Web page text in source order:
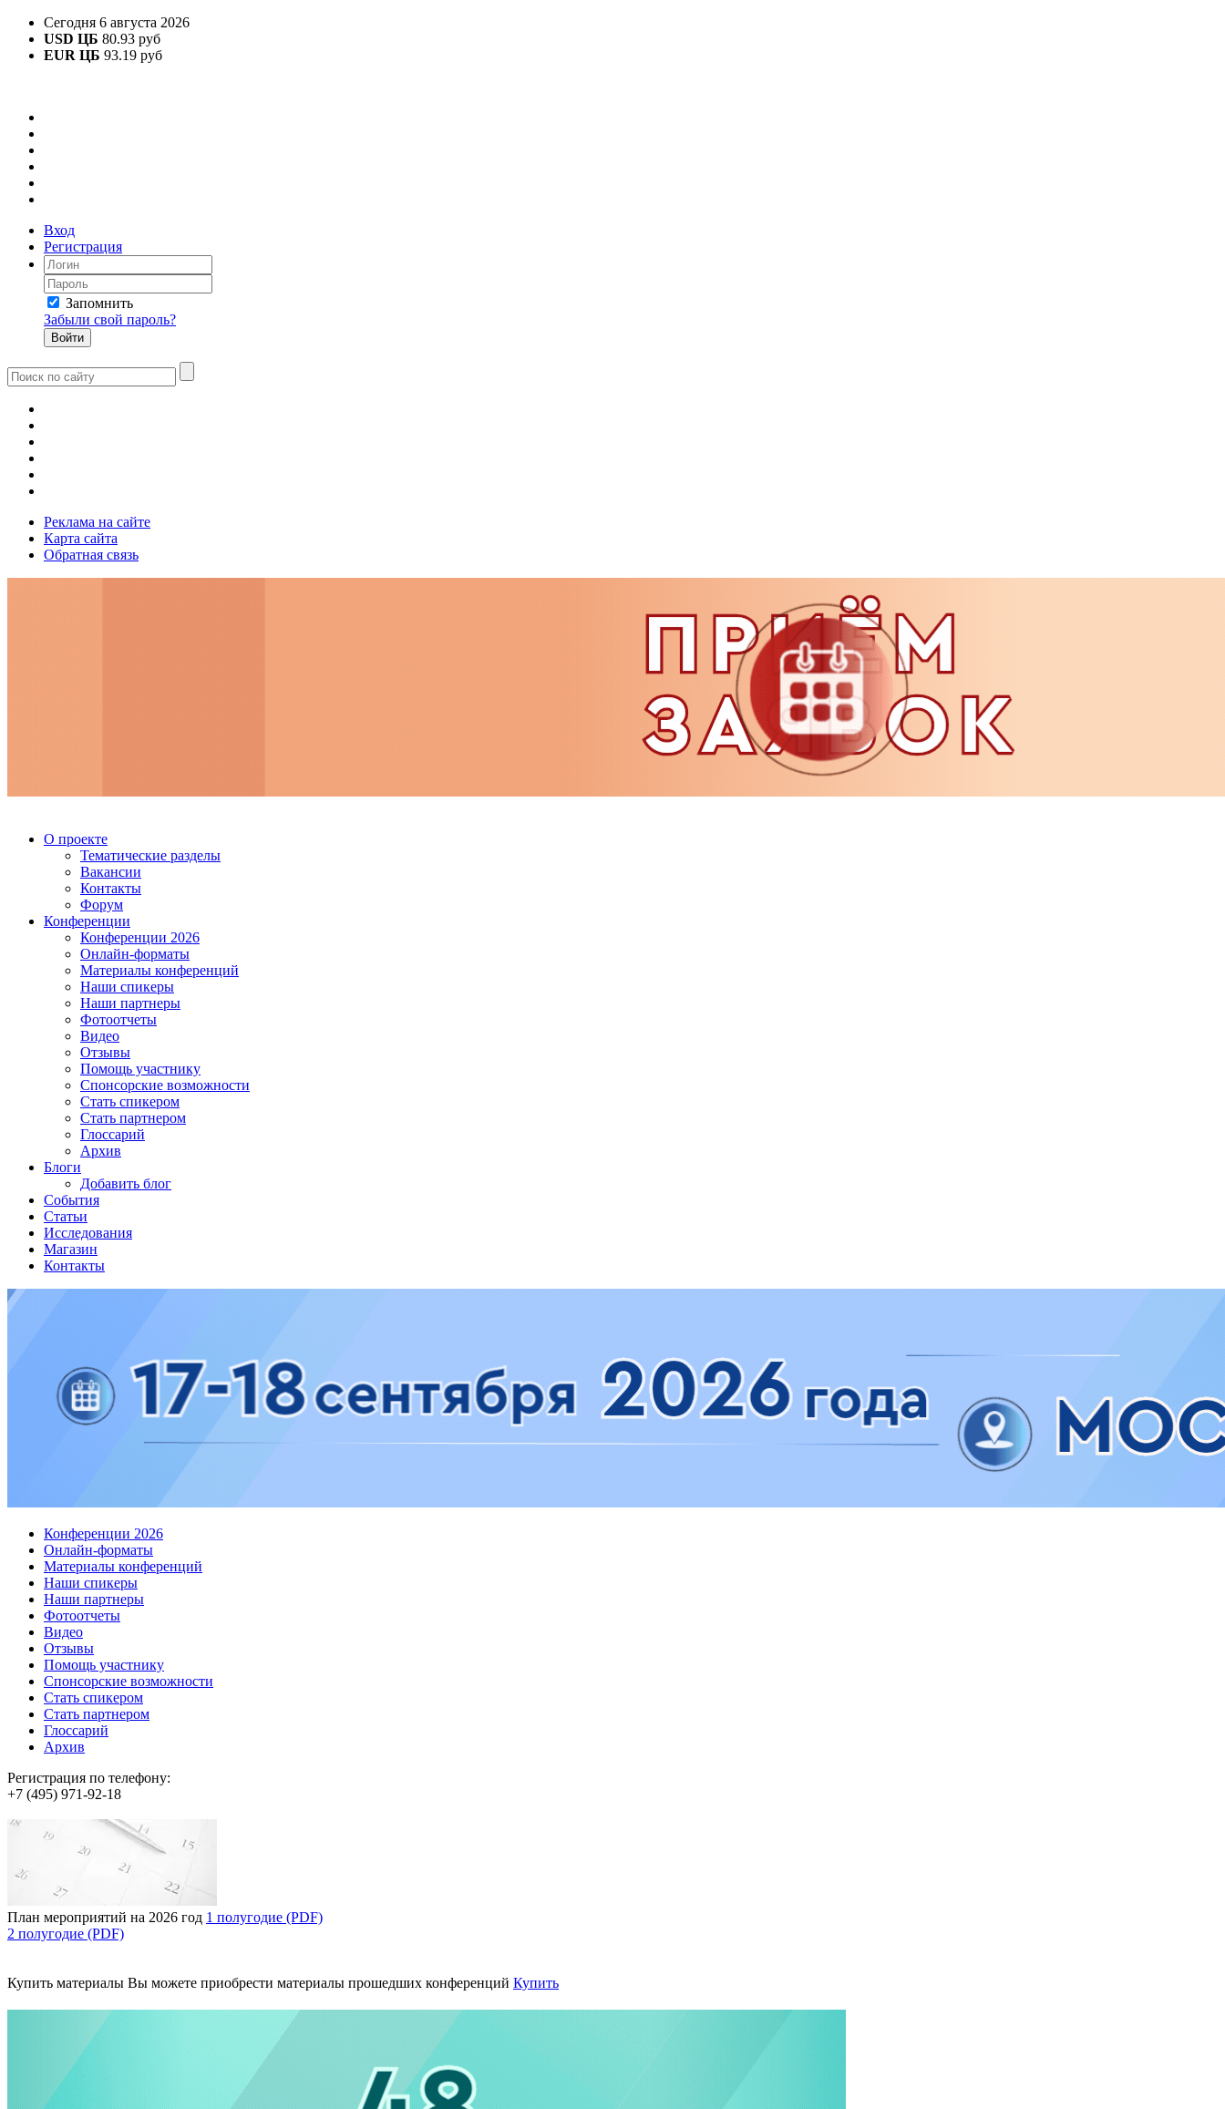
Сегодня 6 августа 2026
USD ЦБ 80.93 руб
EUR ЦБ 93.19 руб
Вход
Регистрация
Запомнить
Забыли свой пароль?
Реклама на сайте
Карта сайта
Обратная связь
О проекте
Тематические разделы
Вакансии
Контакты
Форум
Конференции
Конференции 2026
Онлайн-форматы
Материалы конференций
Наши спикеры
Наши партнеры
Фотоотчеты
Видео
Отзывы
Помощь участнику
Спонсорские возможности
Стать спикером
Стать партнером
Глоссарий
Архив
Блоги
Добавить блог
События
Статьи
Исследования
Магазин
Контакты
Конференции 2026
Онлайн-форматы
Материалы конференций
Наши спикеры
Наши партнеры
Фотоотчеты
Видео
Отзывы
Помощь участнику
Спонсорские возможности
Стать спикером
Стать партнером
Глоссарий
Архив
Регистрация по телефону:
+7 (495) 971-92-18
План мероприятий на 2026 год 1 полугодие (PDF)
2 полугодие (PDF)
Купить материалы Вы можете приобрести материалы прошедших конференций Купить